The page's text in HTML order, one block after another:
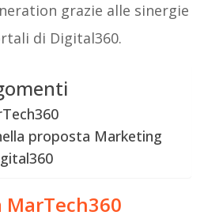
grazie alle sinergie
di Digital360.
proposta Marketing